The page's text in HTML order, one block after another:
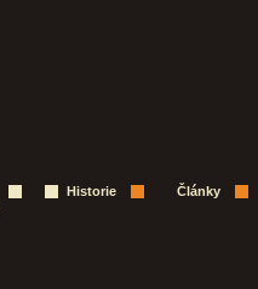
Historie
Články